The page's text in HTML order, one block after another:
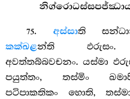
75. අස්සාති
කක්ඛළන්ති
අවත්තබ්බවචනං. යස්මා
පයුත්තං, තස්මිං
පටිපාකතිකං හොති,